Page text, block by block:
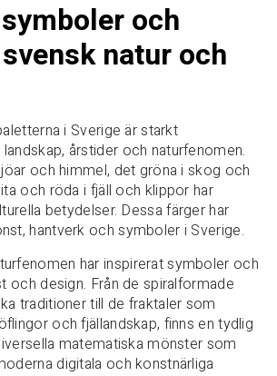
och
natur och
i Sverige är starkt
årstider och naturfenomen.
och himmel, det gröna i skog och
och röda i fjäll och klippor har
betydelser. Dessa färger har
hantverk och symboler i Sverige.
har inspirerat symboler och
och design. Från de spiralformade
traditioner till de fraktaler som
och fjällandskap, finns en tydlig
matematiska mönster som
digitala och konstnärliga